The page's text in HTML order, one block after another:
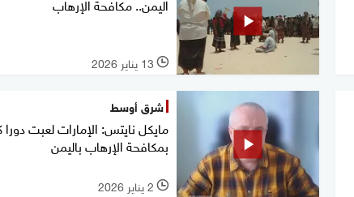
l 13 يناير 2026
شرق أوسط
مايكل نايتس: الإمارات لعبت دورا
بمكافحة الإرهاب باليمن
l 2 يناير 2026